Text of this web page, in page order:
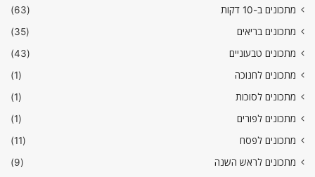
מתכונים ב-10 דקות
(63)
מתכונים בריאים
(35)
מתכונים טבעוניים
(43)
מתכונים לחנוכה
(1)
מתכונים לסוכות
(1)
מתכונים לפורים
(1)
מתכונים לפסח
(11)
מתכונים לראש השנה
(9)